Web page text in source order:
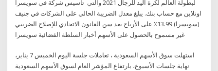
لبطولة العالم لكرة اليد للرجال 2021 والتي تأسيس شركة في سويسرا
اونلاين مع حساب بنك. يبلغ معدل الضريبة الحالي على الشركات في جنيف
(سويسرا) 13.99٪ على الأرباح بعد سن القانون الاتحادي للإصلاح الضريبي
استهلت سوق الأسهم السعودية ، تعاملات جلسة اليوم الخميس 7 يناير،
نهاية جلسات الأسبوع، بارتفاع المؤشر العام لسوق الأسهم السعودية